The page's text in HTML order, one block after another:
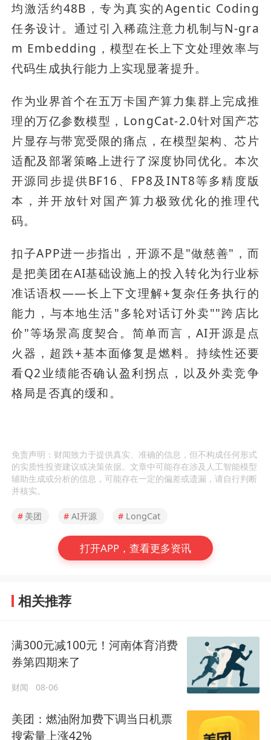
均激活约48B，专为真实的Agentic Coding
任务设计。通过引入稀疏注意力机制与N-gra
m Embedding，模型在长上下文处理效率与
代码生成执行能力上实现显著提升。
作为业界首个在五万卡国产算力集群上完成推
理的万亿参数模型，LongCat-2.0针对国产芯
片显存与带宽受限的痛点，在模型架构、芯片
适配及部署策略上进行了深度协同优化。本次
开源同步提供BF16、FP8及INT8等多精度版
本，并开放针对国产算力极致优化的推理代
码。
扣子APP进一步指出，开源不是"做慈善"，而
是把美团在AI基础设施上的投入转化为行业标
准话语权——长上下文理解+复杂任务执行的
能力，与本地生活"多轮对话订外卖""跨店比
价"等场景高度契合。简单而言，AI开源是点
火器，超跌+基本面修复是燃料。持续性还要
看Q2业绩能否确认盈利拐点，以及外卖竞争
格局是否真的缓和。
免责声明：财闻致力于提供真实、准确的信息，但不构成任何形式
的实质性投资建议或决策依据。文章中可能存在涉及人工智能模型
辅助生成或分析的信息，可能存在一定的偏差或遗漏，请自行判断
并核实。
# 美团 # AI开源 # LongCat
打开APP，查看更多资讯
相关推荐
满300元减100元！河南体育消费
券第四期来了
财闻 08-06
美团：燃油附加费下调当日机票
搜索量上涨42%